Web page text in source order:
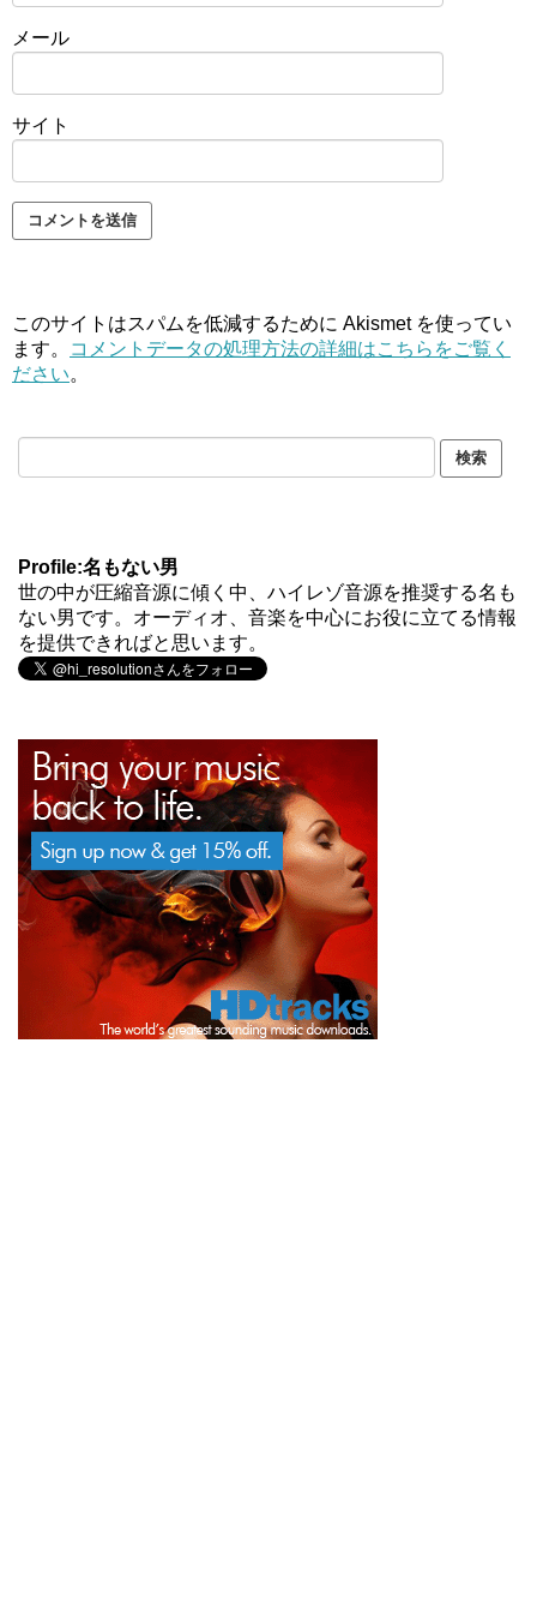
メール
サイト
このサイトはスパムを低減するために Akismet を使ってい
ます。
コメントデータの処理方法の詳細はこちらをご覧く
ださい。
Profile:名もない男
世の中が圧縮音源に傾く中、ハイレゾ音源を推奨する名も
ない男です。オーディオ、音楽を中心にお役に立てる情報
を提供できればと思います。